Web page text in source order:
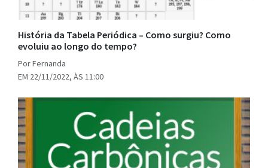
História da Tabela Periódica – Como surgiu? Como
evoluiu ao longo do tempo?
Por Fernanda
EM 22/11/2022, ÀS 11:00